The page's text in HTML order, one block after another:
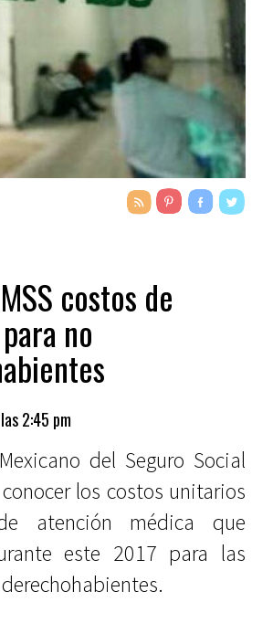
costos de
no
2:45 pm
del Seguro Social
los costos unitarios
atención médica que
este 2017 para las